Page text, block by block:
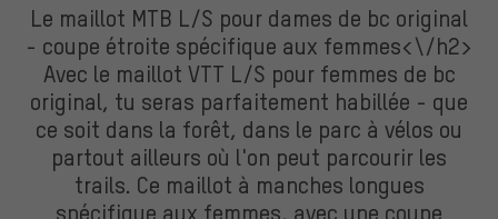
Le maillot MTB L/S pour dames de bc original
- coupe étroite spécifique aux femmes<\/h2>
Avec le maillot VTT L/S pour femmes de bc
original, tu seras parfaitement habillée - que
ce soit dans la forêt, dans le parc à vélos ou
partout ailleurs où l'on peut parcourir les
trails. Ce maillot à manches longues
spécifique aux femmes, avec une coupe